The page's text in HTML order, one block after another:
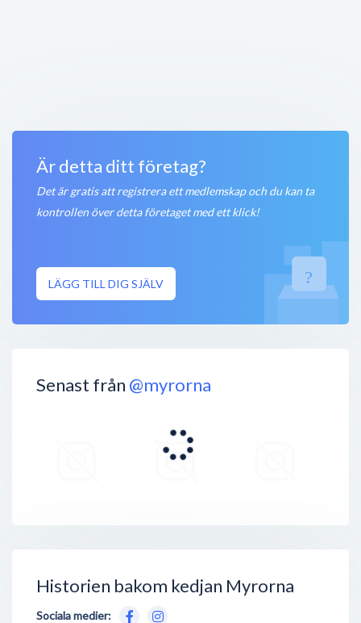
Är detta ditt företag?
Det är gratis att registrera ett medlemskap och du kan ta
kontrollen över detta företaget med ett klick!
LÄGG TILL DIG SJÄLV
Öppet nu 100 meter
Senast från @myrorna
Historien bakom kedjan Myrorna
Sociala medier: